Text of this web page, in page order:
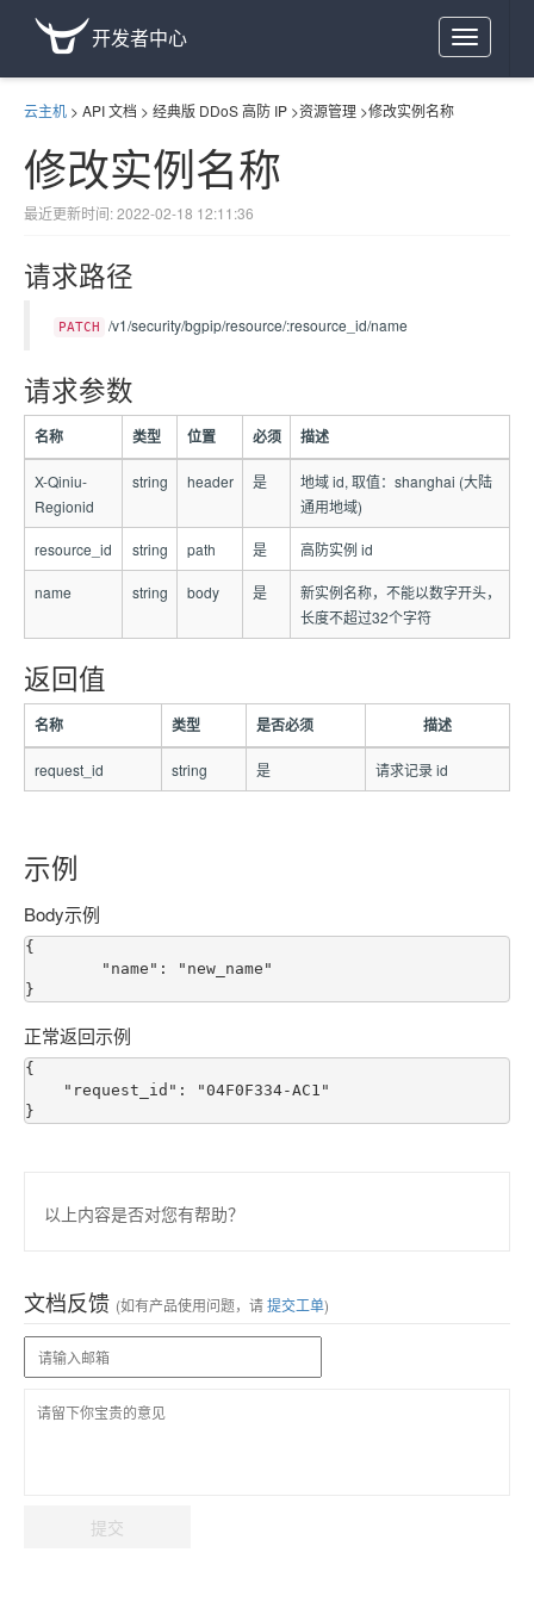
Toggle
navigation
开发者中心
云主机 > API 文档 > 经典版 DDoS 高防 IP >资源管理 >修改实例名称
修改实例名称
最近更新时间: 2022-02-18 12:11:36
请求路径
PATCH /v1/security/bgpip/resource/:resource_id/name
请求参数
名称 类型 位置 必须 描述
X-Qiniu-
Regionid
string header 是
地域 id, 取值：shanghai (大陆
通用地域)
resource_id string path 是 高防实例 id
name string body 是
新实例名称，不能以数字开头，
长度不超过32个字符
返回值
名称 类型 是否必须 描述
request_id string 是 请求记录 id
示例
Body示例
{
正常返回示例
{
以上内容是否对您有帮助？
文档反馈 (如有产品使用问题，请提交工单)
提交